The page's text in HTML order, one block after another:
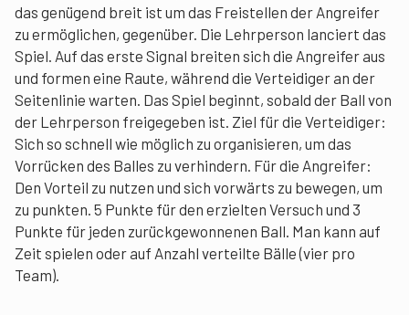
das genügend breit ist um das Freistellen der Angreifer
zu ermöglichen, gegenüber. Die Lehrperson lanciert das
Spiel. Auf das erste Signal breiten sich die Angreifer aus
und formen eine Raute, während die Verteidiger an der
Seitenlinie warten. Das Spiel beginnt, sobald der Ball von
der Lehrperson freigegeben ist. Ziel für die Verteidiger:
Sich so schnell wie möglich zu organisieren, um das
Vorrücken des Balles zu verhindern. Für die Angreifer:
Den Vorteil zu nutzen und sich vorwärts zu bewegen, um
zu punkten. 5 Punkte für den erzielten Versuch und 3
Punkte für jeden zurückgewonnenen Ball. Man kann auf
Zeit spielen oder auf Anzahl verteilte Bälle (vier pro
Team).